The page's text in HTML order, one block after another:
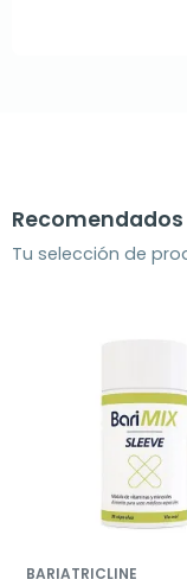
Tu selección de
BARIATRICLINE